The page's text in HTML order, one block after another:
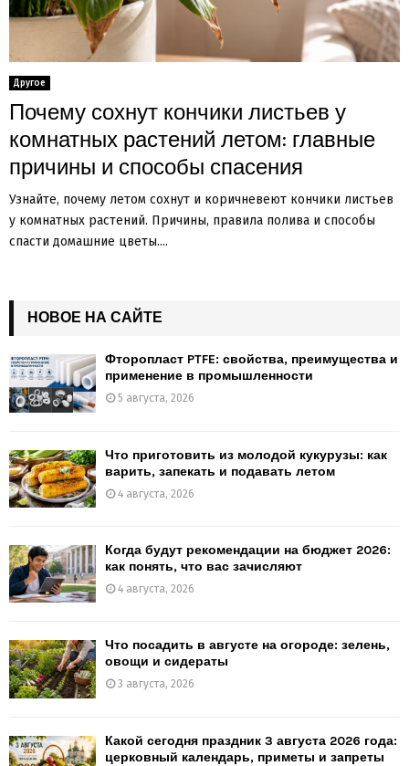
Другое
Почему сохнут кончики листьев у
комнатных растений летом: главные
причины и способы спасения
Узнайте, почему летом сохнут и коричневеют кончики листьев
у комнатных растений. Причины, правила полива и способы
спасти домашние цветы....
НОВОЕ НА САЙТЕ
Фторопласт PTFE: свойства, преимущества и
применение в промышленности
5 августа, 2026
Что приготовить из молодой кукурузы: как
варить, запекать и подавать летом
4 августа, 2026
Когда будут рекомендации на бюджет 2026:
как понять, что вас зачисляют
4 августа, 2026
Что посадить в августе на огороде: зелень,
овощи и сидераты
3 августа, 2026
Какой сегодня праздник 3 августа 2026 года:
церковный календарь, приметы и запреты